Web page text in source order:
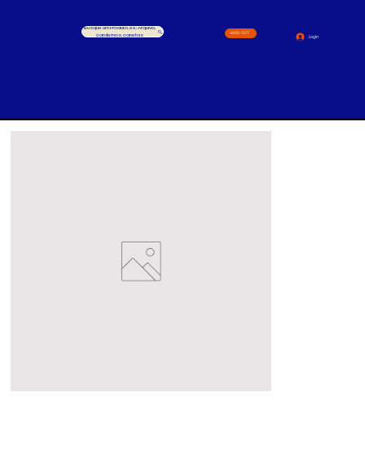
Busque um Produto, ex.: Arquivo,
cardernos, canetas
4000-1517
Login